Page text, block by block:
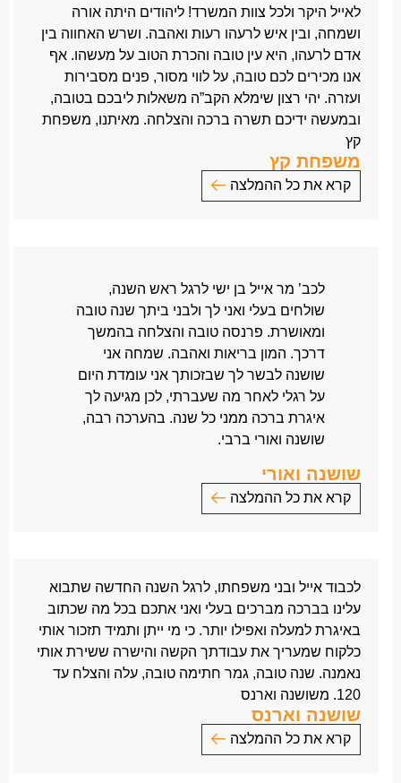
מבוטחת ומביטוח לאומי לשביעות רצוני המלאה.
ברצוני להודות לך מקרב לב על טיפול מקצועי, ענייני
ומהיר.
ברצוני לציין כי התרשמתי כי הנך איש מקצוע מעולה, ישר
ומהימן.
אני מודה לך מקרב לב.
ממליצה בחום לכל מי שנקלע לתאונת דרכים גם אם אינו
מתגורר באזור חיפה.
בהוקרה ובהערכה,
כהן חגית
בברכה,
חיים
לאייל היקר ולכל צוות המשרד! ליהודים היתה אורה
ושמחה, ובין איש לרעהו רעות ואהבה. ושרש האחווה בין
אדם לרעהו, היא עין טובה והכרת הטוב על מעשהו. אף
אנו מכירים לכם טובה, על לווי מסור, פנים מסבירות
ועזרה. יהי רצון שימלא הקב”ה משאלות ליבכם בטובה,
ובמעשה ידיכם תשרה ברכה והצלחה. מאיתנו, משפחת
קץ
משפחת קץ
קרא את כל ההמלצה
היא עין טובה והכרת הטוב על מעשהו.
אף אנו מכירים לכם טובה,
על לווי מסור, פנים מסבירות ועזרה.
יהי רצון שימלא הקב”ה משאלות ליבכם בטובה,
ובמעשה ידיכם תשרה ברכה והצלחה.
מאיתנו,
משפחת קץ
לכב’ מר אייל בן ישי לרגל ראש השנה,
שולחים בעלי ואני לך ולבני ביתך שנה טובה
ומאושרת. פרנסה טובה והצלחה בהמשך
דרכך. המון בריאות ואהבה. שמחה אני
שושנה לבשר לך שבזכותך אני עומדת היום
על רגלי לאחר מה שעברתי, לכן מגיעה לך
איגרת ברכה ממני כל שנה. בהערכה רבה,
שושנה ואורי ברבי.
שושנה ואורי
קרא את כל ההמלצה
פרנסה טובה והצלחה בהמשך דרכך.
המון בריאות ואהבה.
שמחה אני שושנה לבשר לך שבזכותך אני עומדת היום
על רגלי לאחר מה שעברתי,
לכן מגיעה לך איגרת ברכה ממני כל שנה.
בהערכה רבה, שושנה ואורי ברבי.
לכבוד אייל ובני משפחתו, לרגל השנה החדשה שתבוא
עלינו בברכה מברכים בעלי ואני אתכם בכל מה שכתוב
באיגרת למעלה ואפילו יותר. כי מי ייתן ותמיד תזכור אותי
כלקוח שמעריך את עבודתך הקשה והישרה ששירת אותי
נאמנה. שנה טובה, גמר חתימה טובה, עלה והצלח עד
120. משושנה וארנס
שושנה וארנס
קרא את כל ההמלצה